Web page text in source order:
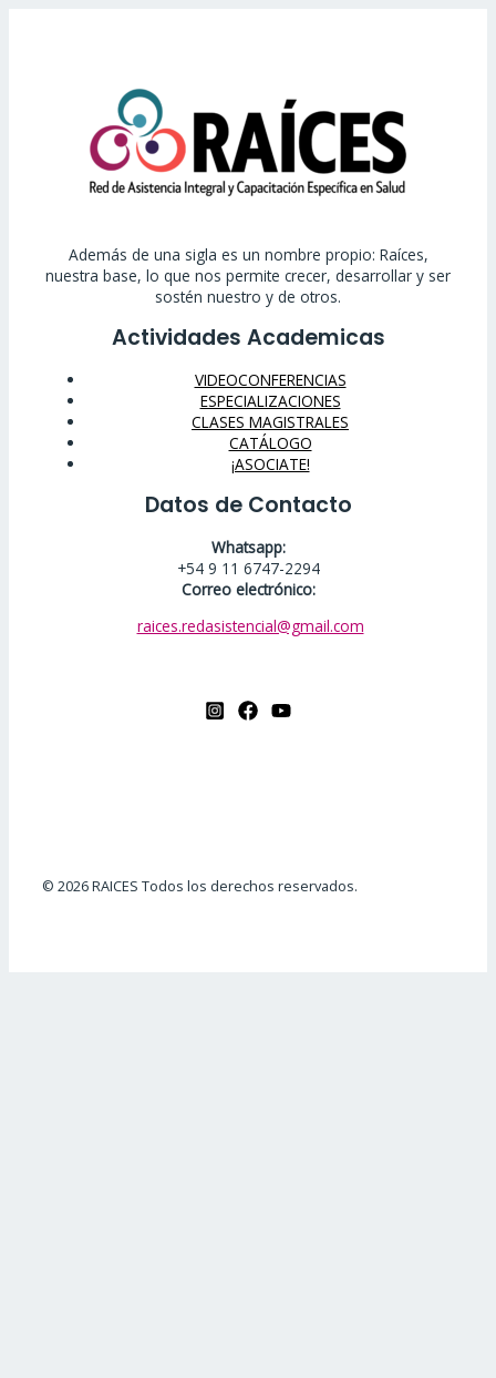
Además de una sigla es un nombre propio: Raíces,
nuestra base, lo que nos permite crecer, desarrollar y ser
sostén nuestro y de otros.
Actividades Academicas
VIDEOCONFERENCIAS
ESPECIALIZACIONES
CLASES MAGISTRALES
CATÁLOGO
¡ASOCIATE!
Datos de Contacto
Whatsapp:
+54 9 11 6747-2294
Correo electrónico:
raices.redasistencial@gmail.com
© 2026 RAICES Todos los derechos reservados.